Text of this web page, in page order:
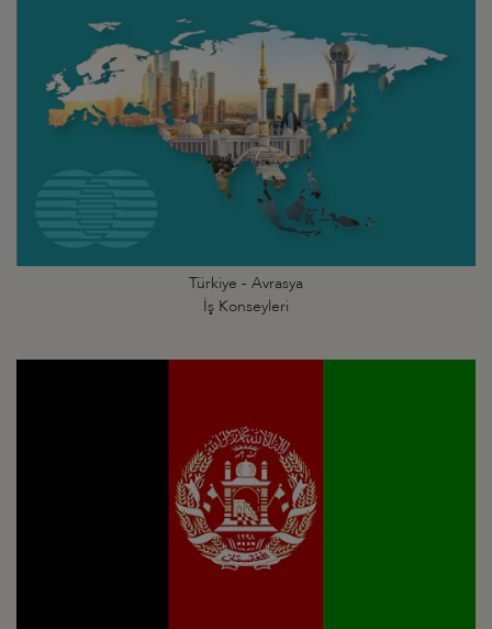
Türkiye - Avrasya
İş Konseyleri